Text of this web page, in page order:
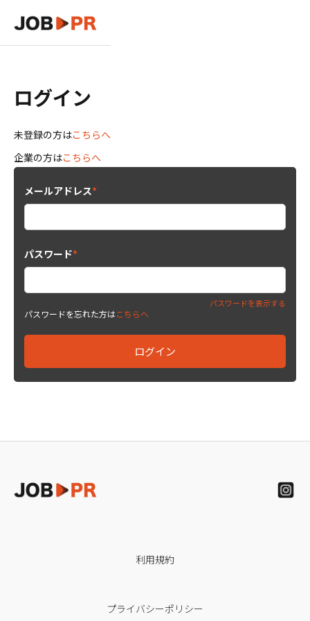
ログイン
未登録の方はこちらへ
企業の方はこちらへ
メールアドレス*
パスワード*
パスワードを表示する
パスワードを忘れた方はこちらへ
利用規約
プライバシーポリシー